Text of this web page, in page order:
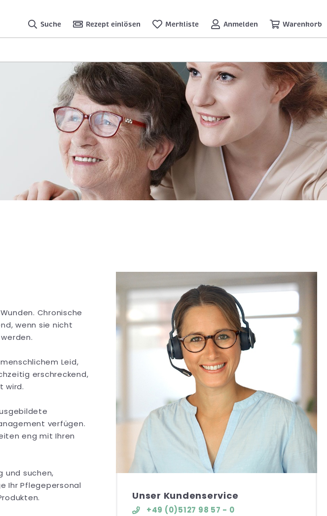
Suche Rezept einlösen Merkliste Anmelden Warenkorb
Chronische
wenn sie nicht
Leid,
erschreckend,
wird.
verfügen.
eng mit Ihren
und suchen,
Ihr Pflegepersonal
Unser Kundenservice
+49 (0)5127 98 57 - 0